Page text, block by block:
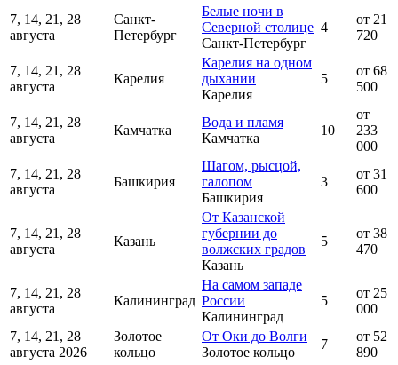
7, 14, 21, 28
августа
Санкт-
Петербург
Белые ночи в
Северной столице
Санкт-Петербург
4
от 21
720
7, 14, 21, 28
августа
Карелия
Карелия на одном
дыхании
Карелия
5
от 68
500
7, 14, 21, 28
августа
Камчатка
Вода и пламя
Камчатка
10
от
233
000
7, 14, 21, 28
августа
Башкирия
Шагом, рысцой,
галопом
Башкирия
3
от 31
600
7, 14, 21, 28
августа
Казань
От Казанской
губернии до
волжских градов
Казань
5
от 38
470
7, 14, 21, 28
августа
Калининград
На самом западе
России
Калининград
5
от 25
000
7, 14, 21, 28
августа 2026
Золотое
кольцо
От Оки до Волги
Золотое кольцо
7
от 52
890